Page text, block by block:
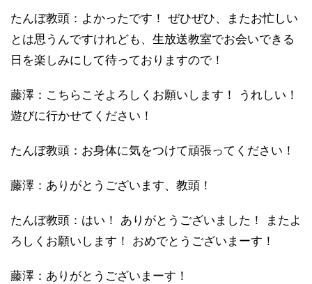
たんぼ教頭：よかったです！ ぜひぜひ、またお忙しい
とは思うんですけれども、生放送教室でお会いできる
日を楽しみにして待っておりますので！
藤澤：こちらこそよろしくお願いします！ うれしい！
遊びに行かせてください！
たんぼ教頭：お身体に気をつけて頑張ってください！
藤澤：ありがとうございます、教頭！
たんぼ教頭：はい！ ありがとうございました！ またよ
ろしくお願いします！ おめでとうございまーす！
藤澤：ありがとうございまーす！